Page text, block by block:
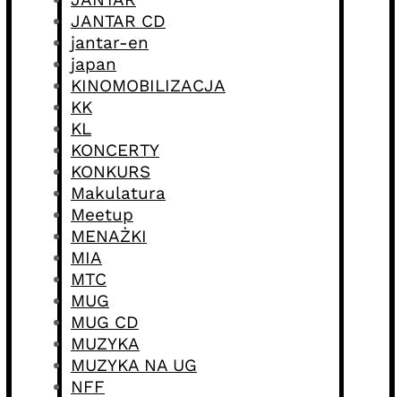
JANTAR CD
jantar-en
japan
KINOMOBILIZACJA
KK
KL
KONCERTY
KONKURS
Makulatura
Meetup
MENAŻKI
MIA
MTC
MUG
MUG CD
MUZYKA
MUZYKA NA UG
NFF